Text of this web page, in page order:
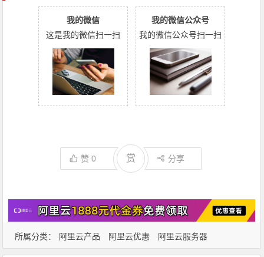
我的微信
这是我的微信扫一扫
我的微信公众号
我的微信公众号扫一扫
赞0 赏 分享
所属分类： 阿里云产品 阿里云优惠 阿里云服务器